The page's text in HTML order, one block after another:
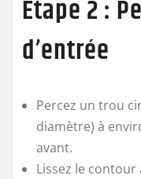
Étape 2 :
d’entrée
Percez un trou
diamètre) à
avant.
Lissez le